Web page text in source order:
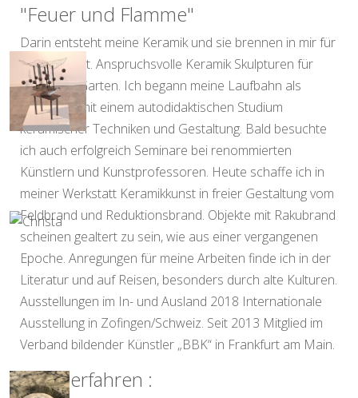
"Feuer und Flamme"
Darin entsteht meine Keramik und sie brennen in mir für
meine Kunst. Anspruchsvolle Keramik Skulpturen für
Haus und Garten. Ich begann meine Laufbahn als
Künstlerin mit einem autodidaktischen Studium
keramischer Techniken und Gestaltung. Bald besuchte
ich auch erfolgreich Seminare bei renommierten
Künstlern und Kunstprofessoren. Heute schaffe ich in
meiner Werkstatt Keramikkunst in freier Gestaltung vom
Feldbrand und Reduktionsbrand. Objekte mit Rakubrand
scheinen gealtert zu sein, wie aus einer vergangenen
Epoche. Anregungen für meine Arbeiten finde ich in der
Literatur und auf Reisen, besonders durch alte Kulturen.
Ausstellungen im In- und Ausland 2018 Internationale
Ausstellung in Zofingen/Schweiz. Seit 2013 Mitglied im
Verband bildender Künstler „BBK“ in Frankfurt am Main.
Mehr erfahren :